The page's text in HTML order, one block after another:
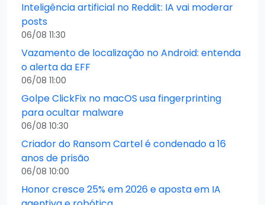
Inteligência artificial no Reddit: IA vai moderar
posts
06/08 11:30
Vazamento de localização no Android: entenda
o alerta da EFF
06/08 11:00
Golpe ClickFix no macOS usa fingerprinting
para ocultar malware
06/08 10:30
Criador do Ransom Cartel é condenado a 16
anos de prisão
06/08 10:00
Honor cresce 25% em 2026 e aposta em IA